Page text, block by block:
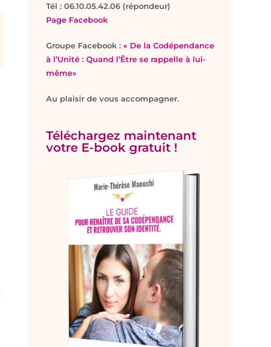
Tél : 06.10.05.42.06 (répondeur)
Page Facebook
Groupe Facebook :« De la Codépendance
à l’Unité : Quand l’Être se rappelle à lui-
même»
Au plaisir de vous accompagner.
Téléchargez maintenant
votre E-book gratuit !